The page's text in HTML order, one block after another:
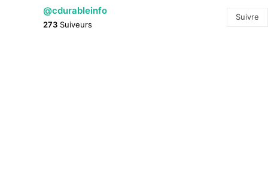
@cdurableinfo
273 Suiveurs
Suivre